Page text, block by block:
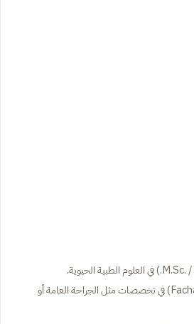
التخصص السريري (Facharzt) في تخصصات مثل الجراحة العامة أو